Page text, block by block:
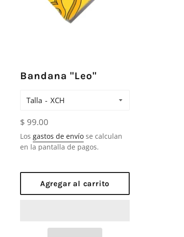
Bandana "Leo"
Talla
Precio
habitual
$ 99.00
Los gastos de envío se calculan
en la pantalla de pagos.
Agregar al carrito